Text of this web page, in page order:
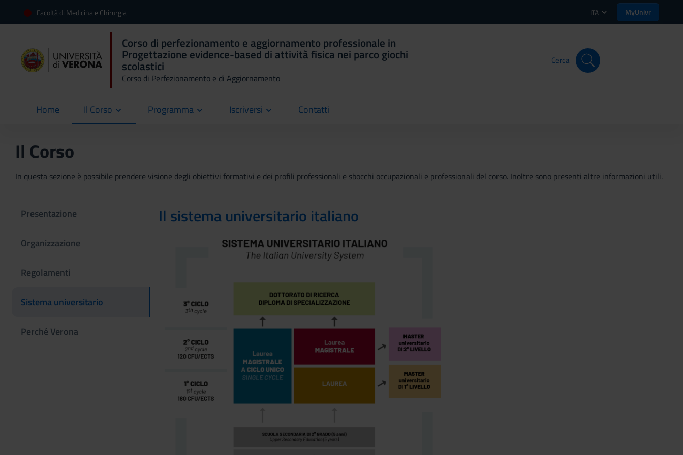
Facoltà di Medicina e Chirurgia ITA MyUnivr
Corso di perfezionamento e aggiornamento professionale in
Progettazione evidence-based di attività fisica nei parco giochi
scolastici
Corso di Perfezionamento e di Aggiornamento
Cerca
Home
current Il Corso Programma Iscriversi Contatti
current
Il Corso
In questa sezione è possibile prendere visione degli obiettivi formativi e dei profili professionali e sbocchi occupazionali e professionali del corso. Inoltre sono presenti altre informazioni utili.
Presentazione
Organizzazione
Regolamenti
Sistema universitario
Perché Verona
Il sistema universitario italiano